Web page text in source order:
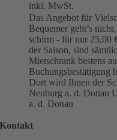
inkl. MwSt.
Das Angebot für
Bequemer geht’s
schirm - für nur 25,00
der Saison, sind
Mietschrank bestens
Buchungsbestätigung
Dort wird Ihnen der
Neuburg a. d. Donau
a. d. Donau
Kontakt